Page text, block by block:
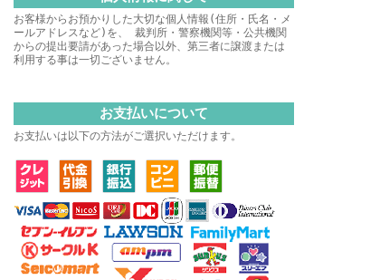
お客様からお預かりした大切な個人情報(住所・氏名・メ
ールアドレスなど)を、 裁判所・警察機関等・公共機関
からの提出要請があった場合以外、第三者に譲渡または
利用する事は一切ございません。
お支払いについて
お支払いは以下の方法がご選択いただけます。